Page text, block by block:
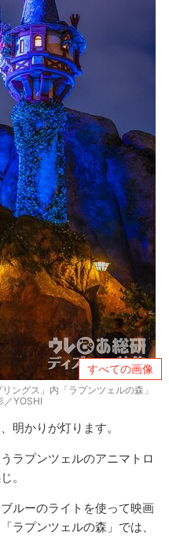
すべての画像
ングス」内「ラプンツェルの森」
YOSHI
明かりが灯ります。
ラプンツェルのアニマトロ
。
ルーのライトを使って映画
ラプンツェルの森」では、